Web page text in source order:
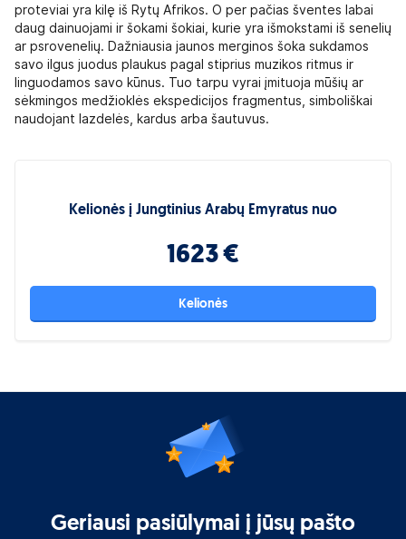
proteviai yra kilę iš Rytų Afrikos. O per pačias šventes labai
daug dainuojami ir šokami šokiai, kurie yra išmokstami iš senelių
ar psrovenelių. Dažniausia jaunos merginos šoka sukdamos
savo ilgus juodus plaukus pagal stiprius muzikos ritmus ir
linguodamos savo kūnus. Tuo tarpu vyrai įmituoja mūšių ar
sėkmingos medžioklės ekspedicijos fragmentus, simboliškai
naudojant lazdelės, kardus arba šautuvus.
Kelionės į Jungtinius Arabų Emyratus nuo
1623 €
Kelionės
Geriausi pasiūlymai į jūsų pašto